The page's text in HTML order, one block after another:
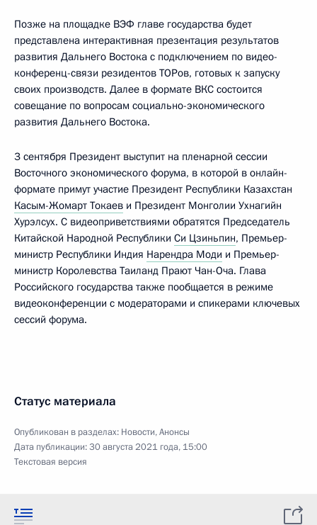
Позже на площадке ВЭФ главе государства будет
представлена интерактивная презентация результатов
развития Дальнего Востока с подключением по видео-
конференц-связи резидентов ТОРов, готовых к запуску
своих производств. Далее в формате ВКС состоится
совещание по вопросам социально-экономического
развития Дальнего Востока.
3 сентября Президент выступит на пленарной сессии
Восточного экономического форума, в которой в онлайн-
формате примут участие Президент Республики Казахстан
Касым-Жомарт Токаев и Президент Монголии Ухнагийн
Хурэлсух. С видеоприветствиями обратятся Председатель
Китайской Народной Республики Си Цзиньпин, Премьер-
министр Республики Индия Нарендра Моди и Премьер-
министр Королевства Таиланд Прают Чан-Оча. Глава
Российского государства также пообщается в режиме
видеоконференции с модераторами и спикерами ключевых
сессий форума.
Статус материала
Опубликован в разделах: Новости,Анонсы
Дата публикации:30 августа 2021 года, 15:00
Текстовая версия